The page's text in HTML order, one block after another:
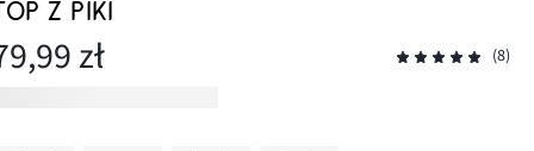
Z PIKI
zł (8)